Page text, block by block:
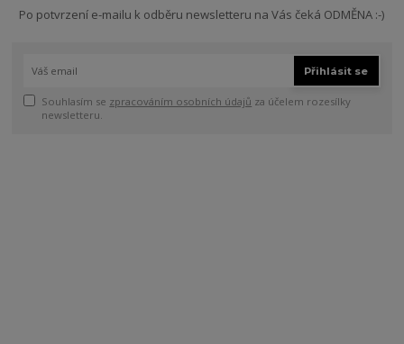
Po potvrzení e-mailu k odběru newsletteru na Vás čeká ODMĚNA :-)
Přihlásit se
Souhlasím se zpracováním osobních údajů za účelem rozesílky
newsletteru.